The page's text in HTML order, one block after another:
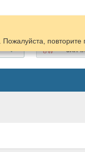
повторите